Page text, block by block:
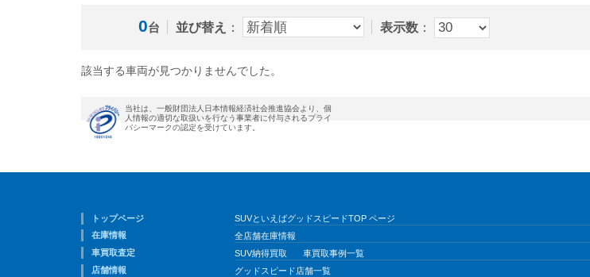
0台 並び替え ： 表示数：
該当する車両が見つかりませんでした。
トップページ
SUVといえばグッドスピードTOP ページ
在庫情報
全店舗在庫情報
車買取査定
SUV納得買取
車買取事例一覧
店舗情報
グッドスピード店舗一覧
当社は、一般財団法人日本情報経済社会推進協会より、個
人情報の適切な取扱いを行なう事業者に付与されるプライ
バシーマークの認定を受けています。